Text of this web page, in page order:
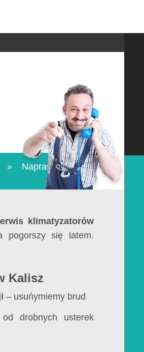
» Naprawa
klimatyzatorów
pogorszy się latem.
Kalisz
– usuńymiemy brud
drobnych usterek